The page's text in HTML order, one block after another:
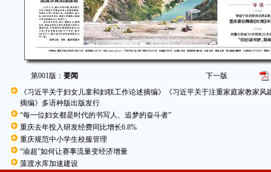
第001版：要闻
下一版
《习近平关于妇女儿童和妇联工作论述摘编》《习近平关于注重家庭家教家风
摘编》多语种版出版发行
“每一位妇女都是时代的书写人、追梦的奋斗者”
重庆去年投入研发经费同比增长6.8%
重庆规范中小学生校服管理
“渝超”如何让赛事流量变经济增量
藻渡水库加速建设